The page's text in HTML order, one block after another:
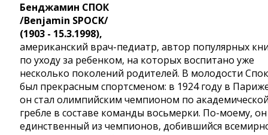
Бенджамин СПОК
/Benjamin SPOCK/
(1903 - 15.3.1998),
американский врач-педиатр, автор популярных
по уходу за ребенком, на которых воспитано уже
несколько поколений родителей. В молодости Спок
был прекрасным спортсменом: в 1924 году в
он стал олимпийским чемпионом по
гребле в составе команды восьмерки. По-моему, он
единственный из чемпионов, добившийся